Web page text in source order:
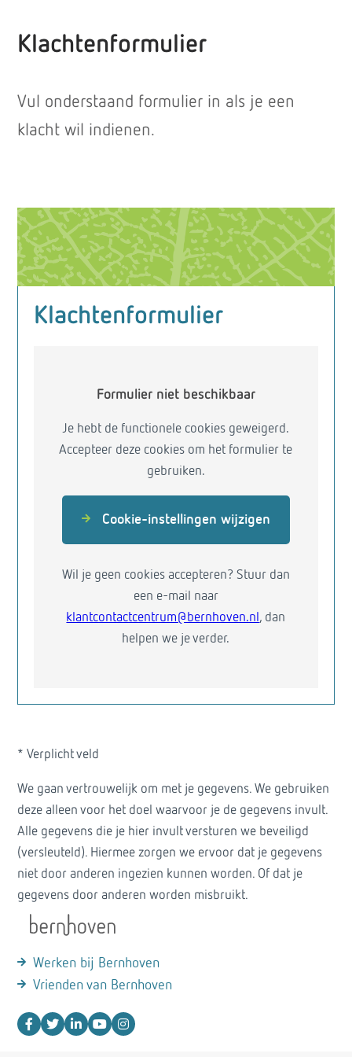
Klachtenformulier
Vul onderstaand formulier in als je een
klacht wil indienen.
Klachtenformulier
Formulier niet beschikbaar
Je hebt de functionele cookies geweigerd.
Accepteer deze cookies om het formulier te
gebruiken.
Cookie-instellingen wijzigen
Wil je geen cookies accepteren? Stuur dan
een e-mail naar
klantcontactcentrum@bernhoven.nl, dan
helpen we je verder.
* Verplicht veld
We gaan vertrouwelijk om met je gegevens. We gebruiken
deze alleen voor het doel waarvoor je de gegevens invult.
Alle gegevens die je hier invult versturen we beveiligd
(versleuteld). Hiermee zorgen we ervoor dat je gegevens
niet door anderen ingezien kunnen worden. Of dat je
gegevens door anderen worden misbruikt.
Werken bij Bernhoven
Vrienden van Bernhoven